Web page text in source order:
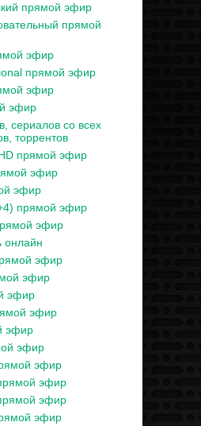
прямой эфир
прямой
эфир
прямой эфир
эфир
эфир
сериалов со всех
торрентов
прямой эфир
эфир
эфир
прямой эфир
эфир
онлайн
эфир
эфир
эфир
эфир
эфир
эфир
эфир
эфир
эфир
эфир